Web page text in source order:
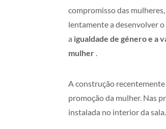
compromisso das mulheres,
lentamente a desenvolver
a igualdade de género e a
mulher .
A construção
promoção da mulher. Nas
instalada no interior da sala.